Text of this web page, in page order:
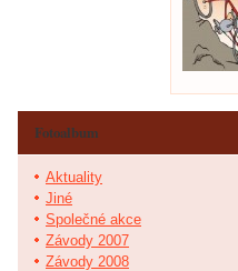
Fotoalbum
Aktuality
Jiné
Společné akce
Závody 2007
Závody 2008